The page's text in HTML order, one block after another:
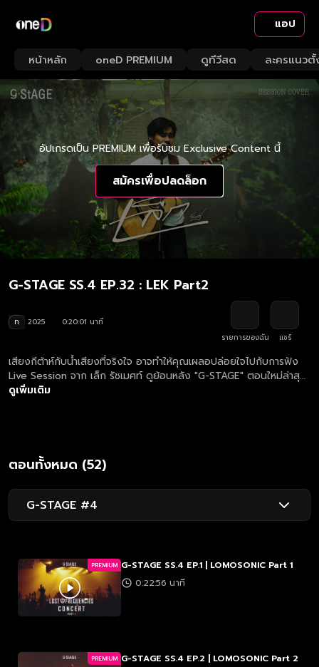
แอป
หน้าหลัก oneD PREMIUM ดูทีวีสด ละครแนวตั้
อัปเกรดเป็น PREMIUM เพื่อรับชม Exclusive Content นี้
สมัครเพื่อปลดล็อก
G-STAGE SS.4 EP.32 : LEK Part2
ท 2025
0:20:01 นาที
รายการของฉัน
แชร์
เสียงกีต้าห์กับน้ำเสียงที่จริงใจ อาจทำให้คุณเผลอปล่อยใจไปกับการฟัง
Live Session จาก เล็ก รัชเมศท์ ดูย้อนหลัง "G-STAGE" ตอนใหม่ล่าสุด
ทุกวันอังคาร เวลา 23:30 น.
ดูเพิ่มเติม
ตอนทั้งหมด (52)
G-STAGE #4
PREMIUM G-STAGE SS.4 EP.1 | LOMOSONIC Part 1
0:22:56 นาที
PREMIUM G-STAGE SS.4 EP.2 | LOMOSONIC Part 2